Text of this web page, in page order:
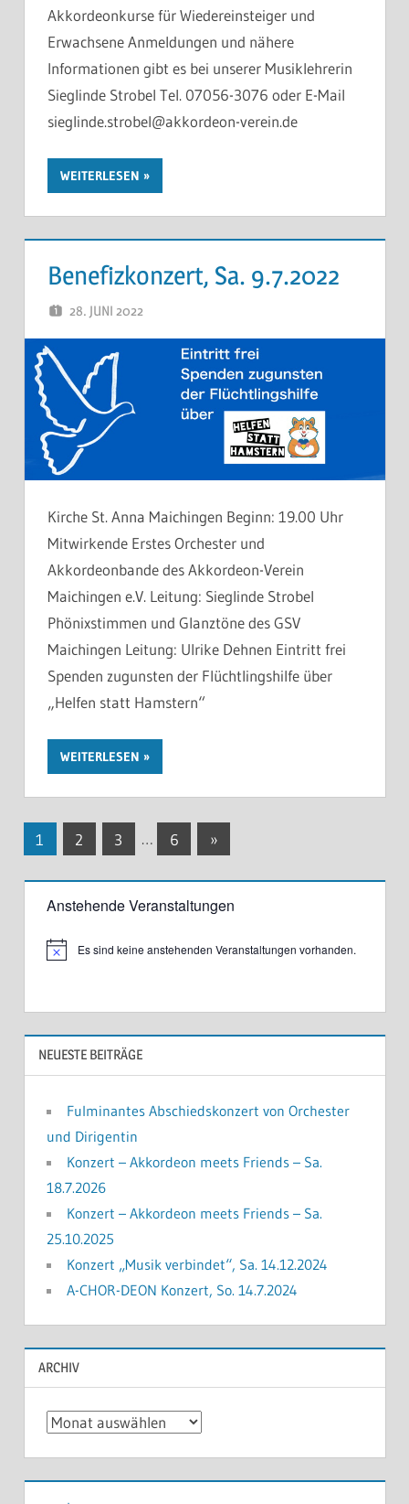
Akkordeonkurse für Wiedereinsteiger und
Erwachsene Anmeldungen und nähere
Informationen gibt es bei unserer Musiklehrerin
Sieglinde Strobel Tel. 07056-3076 oder E-Mail
sieglinde.strobel@akkordeon-verein.de
WEITERLESEN
Benefizkonzert, Sa. 9.7.2022
28. JUNI 2022
Kirche St. Anna Maichingen Beginn: 19.00 Uhr
Mitwirkende Erstes Orchester und
Akkordeonbande des Akkordeon-Verein
Maichingen e.V. Leitung: Sieglinde Strobel
Phönixstimmen und Glanztöne des GSV
Maichingen Leitung: Ulrike Dehnen Eintritt frei
Spenden zugunsten der Flüchtlingshilfe über
„Helfen statt Hamstern“
WEITERLESEN
Seitennummerierung
der
Beiträge
1 2 3 … 6
Nächste
»
Anstehende Veranstaltungen
N
c
Es sind keine anstehenden Veranstaltungen vorhanden.
NEUESTE BEITRÄGE
Fulminantes Abschiedskonzert von Orchester
und Dirigentin
Konzert – Akkordeon meets Friends – Sa.
18.7.2026
Konzert – Akkordeon meets Friends – Sa.
25.10.2025
Konzert „Musik verbindet“, Sa. 14.12.2024
A-CHOR-DEON Konzert, So. 14.7.2024
ARCHIV
Archiv